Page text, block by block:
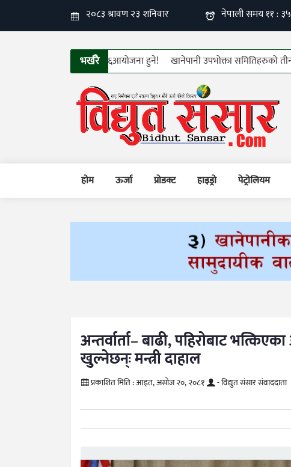
भर्खरै
फिन इलेक्ट्रो–टेक २०२६आयोजना हुने! खानेपानी उपभोक्ता समितिहरुको तीन दिने
होम ऊर्जा प्रोडक्ट हाइड्रो पेट्रोलियम
अन्तर्वार्ता– बाढी, पहिरोबाट
खुल्नेछन्ः मन्त्री दाहाल
प्रकाशित मिति :आइत, असोज २०, २०८१ - विद्युत संसार संवाददाता